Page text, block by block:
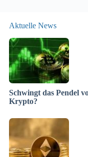
Aktuelle News
Schwingt das Pendel
Krypto?